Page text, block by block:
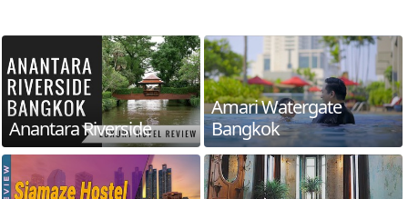
Anantara Riverside
Amari Watergate
Bangkok